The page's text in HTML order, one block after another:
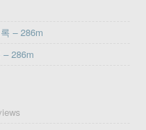
– 286m
286m